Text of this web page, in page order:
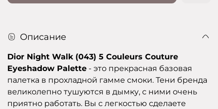
Описание
Dior Night Walk (043) 5 Couleurs Couture
Eyeshadow Palette - это прекрасная базовая
палетка в прохладной гамме смоки. Тени бренда
великолепно тушуются в дымку, с ними очень
приятно работать. Вы с легкостью сделаете